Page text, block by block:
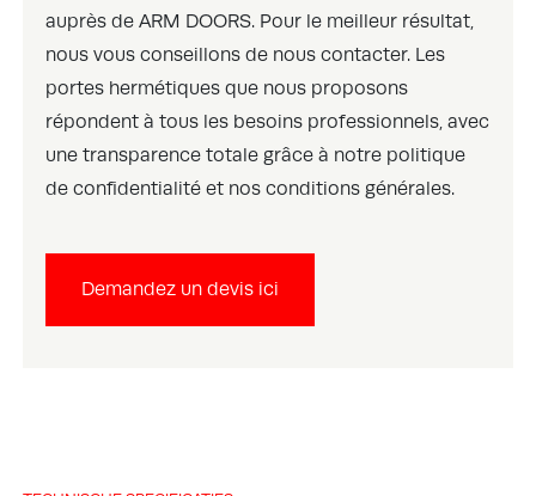
auprès de ARM DOORS. Pour le meilleur résultat,
nous vous conseillons de nous contacter. Les
portes hermétiques que nous proposons
répondent à tous les besoins professionnels, avec
une transparence totale grâce à notre politique
de confidentialité et nos conditions générales.
Demandez un devis ici